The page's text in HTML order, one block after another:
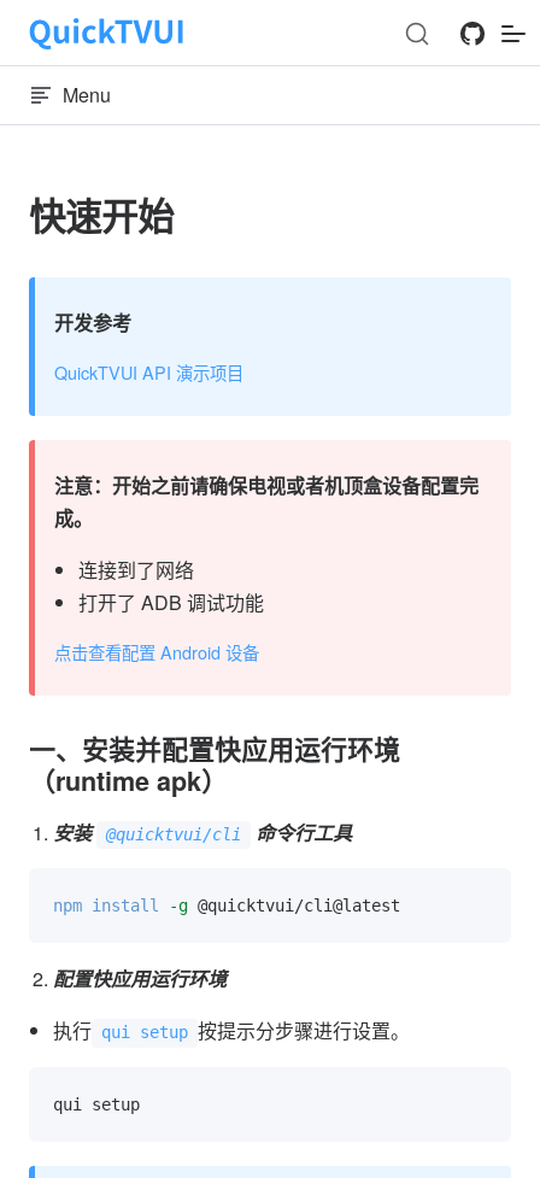
Skip to content
Menu
快速开始
开发参考
QuickTVUI API 演示项目
注意：开始之前请确保电视或者机顶盒设备配置完
成。
连接到了网络
打开了 ADB 调试功能
点击查看配置 Android 设备
一、安装并配置快应用运行环境
（runtime apk）
安装 @quicktvui/cli 命令行工具
npm install -g
配置快应用运行环境
执行 qui setup 按提示分步骤进行设置。